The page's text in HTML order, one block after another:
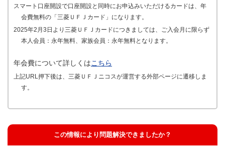
スマート口座開設で口座開設と同時にお申込みいただけるカードは、年
会費無料の「三菱ＵＦＪカード」になります。
2025年2月3日より三菱ＵＦＪカードにつきましては、ご入会月に限らず
本人会員：永年無料、家族会員：永年無料となります。
年会費について詳しくはこちら
上記URL押下後は、三菱ＵＦＪニコスが運営する外部ページに遷移しま
す。
この情報により問題解決できましたか？